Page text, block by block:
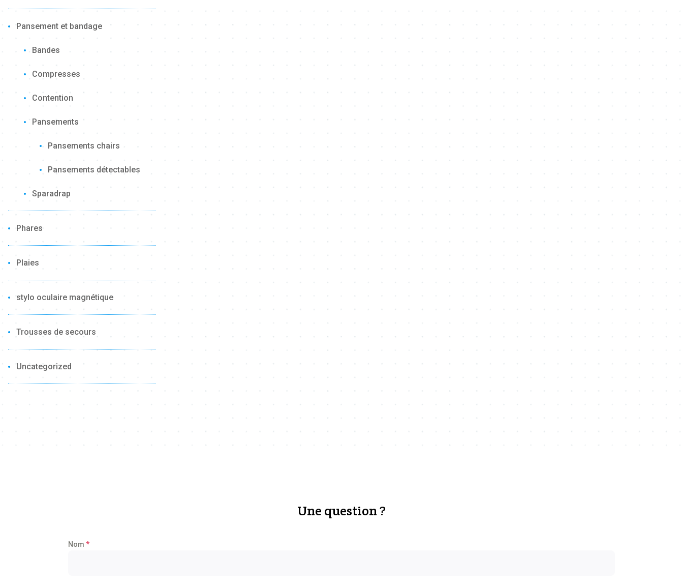
Pansement et bandage
Bandes
Compresses
Contention
Pansements
Pansements chairs
Pansements détectables
Sparadrap
Phares
Plaies
stylo oculaire magnétique
Trousses de secours
Uncategorized
Une question ?
Nom*